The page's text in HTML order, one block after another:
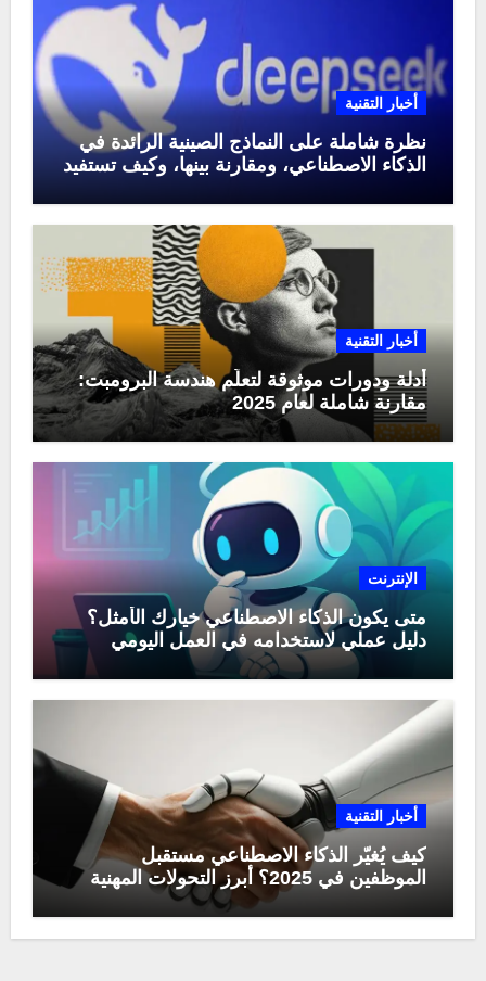
أخبار التقنية
نظرة شاملة على النماذج الصينية الرائدة في
الذكاء الاصطناعي، ومقارنة بينها، وكيف تستفيد
أخبار التقنية
أدلة ودورات موثوقة لتعلّم هندسة البرومبت:
مقارنة شاملة لعام 2025
الإنترنت
متى يكون الذكاء الاصطناعي خيارك الأمثل؟
دليل عملي لاستخدامه في العمل اليومي
أخبار التقنية
كيف يُغيّر الذكاء الاصطناعي مستقبل
الموظفين في 2025؟ أبرز التحولات المهنية